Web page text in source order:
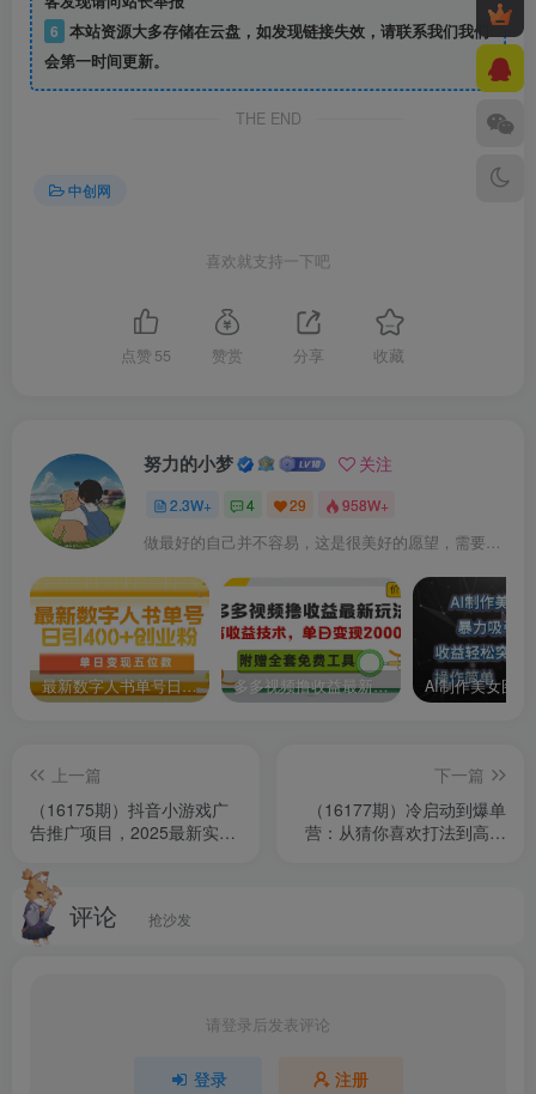
6 本站资源大多存储在云盘，如发现链接失效，请联系我们我们
会第一时间更新。
THE END
中创网
喜欢就支持一下吧
点赞 55 赞赏 分享 收藏
努力的小梦 关注
2.3W+ 4 29 958W+
做最好的自己并不容易，这是很美好的愿望，需要耐心、坚持和毅力
最新数字人书单号日400+创业粉，单日变现五位数，市面卖5980附软件和详… 多多视频撸收益最新玩法，高收益技术，单日变现2000+，附赠全套技术资料
上一篇
（16175期）抖音小游戏广
告推广项目，2025最新实测
下一篇
（16177期）冷启动到爆单
营：从猜你喜欢打法到高阶
评论 抢沙发
请登录后发表评论
登录 注册